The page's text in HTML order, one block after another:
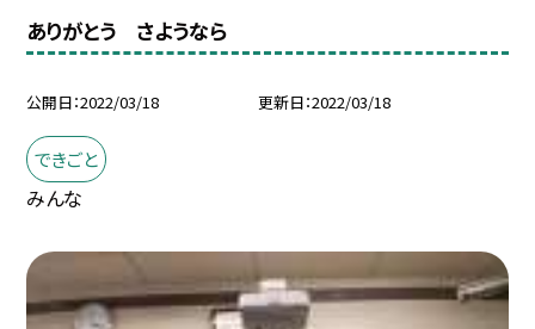
ありがとう さようなら
公開日 2022/03/18 更新日 2022/03/18
できごと
みんな